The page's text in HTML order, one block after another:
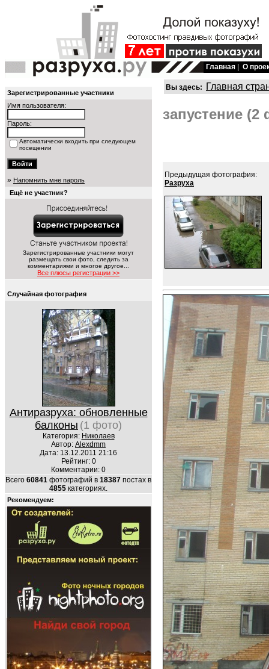
Главная О
Зарегистрированные участники
Имя пользователя:
Пароль:
Автоматически входить при следующем
посещении
» Напомнить мне пароль
Ещё не участник?
Зарегистрированные участники могут
размещать свои фото, следить за
комментариями и многое другое...
Все плюсы регистрации >>
Случайная фотография
Антиразруха: обновленные
балконы (1 фото)
Категория: Николаев
Автор: Alexdmm
Дата: 13.12.2011 21:16
Рейтинг: 0
Комментарии: 0
Всего 60841 фотографий в 18387 постах в
4855 категориях.
Рекомендуем:
Вы здесь: Главная
запустение (2
Предыдущая фотография:
Разруха